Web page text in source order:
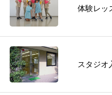
体験レッ
スタジオ